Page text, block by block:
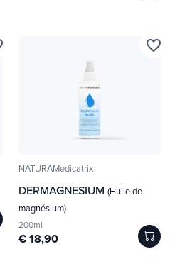
NATURAMedicatrix
DERMAGNESIUM (Huile de
magnésium)
200ml
€ 18,90
favorite_border